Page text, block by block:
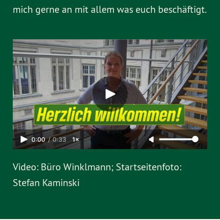
mich gerne an mit allem was euch beschäftigt.
0:00 / 0:33 1×
Video: Büro Winklmann; Startseitenfoto:
Stefan Kaminski